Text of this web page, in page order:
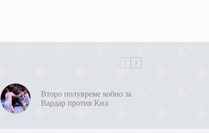
Второ полувреме кобно за
Вардар против Кил